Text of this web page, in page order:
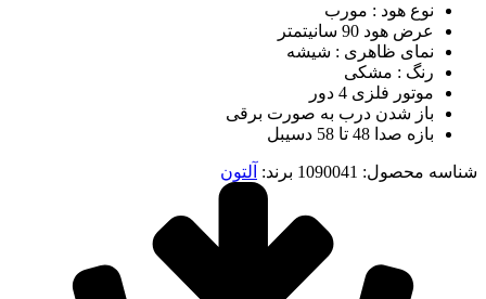
نوع هود : مورب
عرض هود 90 سانیتمتر
نمای ظاهری : شیشه
رنگ : مشکی
موتور فلزی 4 دور
باز شدن درب به صورت برقی
بازه صدا 48 تا 58 دسیبل
شناسه محصول: 1090041 برند: آلتون